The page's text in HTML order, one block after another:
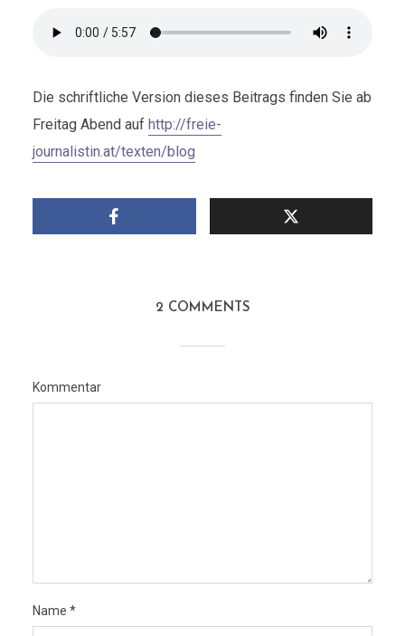
Die schriftliche Version dieses Beitrags finden Sie ab
Freitag Abend auf http://freie-
journalistin.at/texten/blog
2 COMMENTS
Kommentar
Name *